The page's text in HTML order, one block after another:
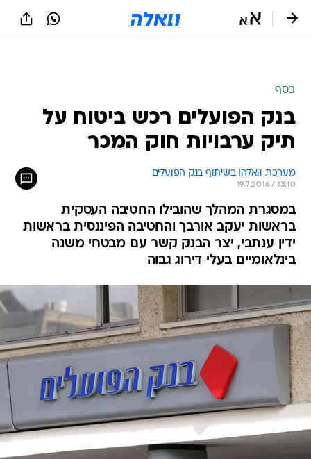
בנק הפועלים רכש ביטוח על
תיק ערבויות חוק המכר
מערכת וואלה! בשיתוף בנק הפועלים
19.7.2016 / 13:10
במסגרת המהלך שהובילו החטיבה העסקית
בראשות יעקב אורבך והחטיבה הפיננסית בראשות
ידין ענתבי, יצר הבנק קשר עם מבטחי משנה
בינלאומיים בעלי דירוג גבוה